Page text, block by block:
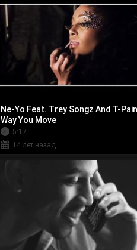
Ne-Yo Feat. Trey Songz And T-
Way You Move
5:17
14 лет назад